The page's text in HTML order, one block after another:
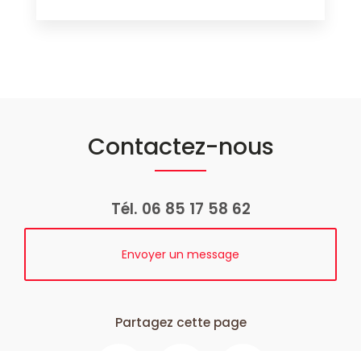
Contactez-nous
Tél. 06 85 17 58 62
Envoyer un message
Partagez cette page